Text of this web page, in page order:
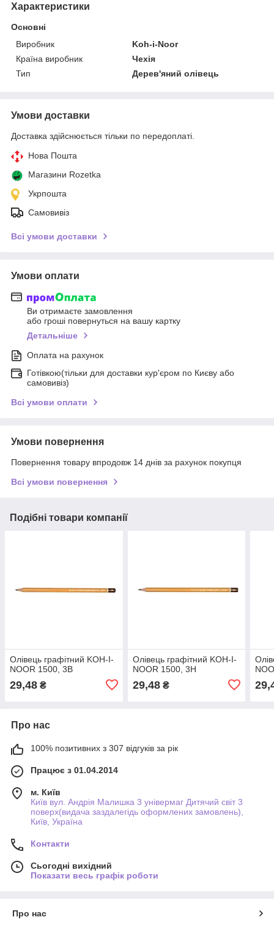
Характеристики
Основні
Виробник
Koh-i-Noor
Країна виробник
Чехія
Тип
Дерев'яний олівець
Умови доставки
Доставка здійснюється тільки по передоплаті.
Нова Пошта
Магазини Rozetka
Укрпошта
Самовивіз
Всі умови доставки
Умови оплати
Ви отримаєте замовлення
або гроші повернуться на вашу картку
Детальніше
Оплата на рахунок
Готівкою(тільки для доставки кур'єром по Києву або
самовивіз)
Всі умови оплати
Умови повернення
Повернення товару впродовж 14 днів за рахунок покупця
Всі умови повернення
Подібні товари компанії
Олівець графітний KOH-I-
NOOR 1500, 3В
29,48 ₴
Олівець графітний KOH-I-
NOOR 1500, 3Н
29,48₴
Про нас
100% позитивних з 307 відгуків за рік
Працює з 01.04.2014
м. Київ
Київ вул. Андрія Малишка 3 універмаг Дитячий світ 3
поверх(видача заздалегідь оформлених замовлень),
Київ, Україна
Контакти
Сьогодні вихідний
Показати весь графік роботи
Про нас